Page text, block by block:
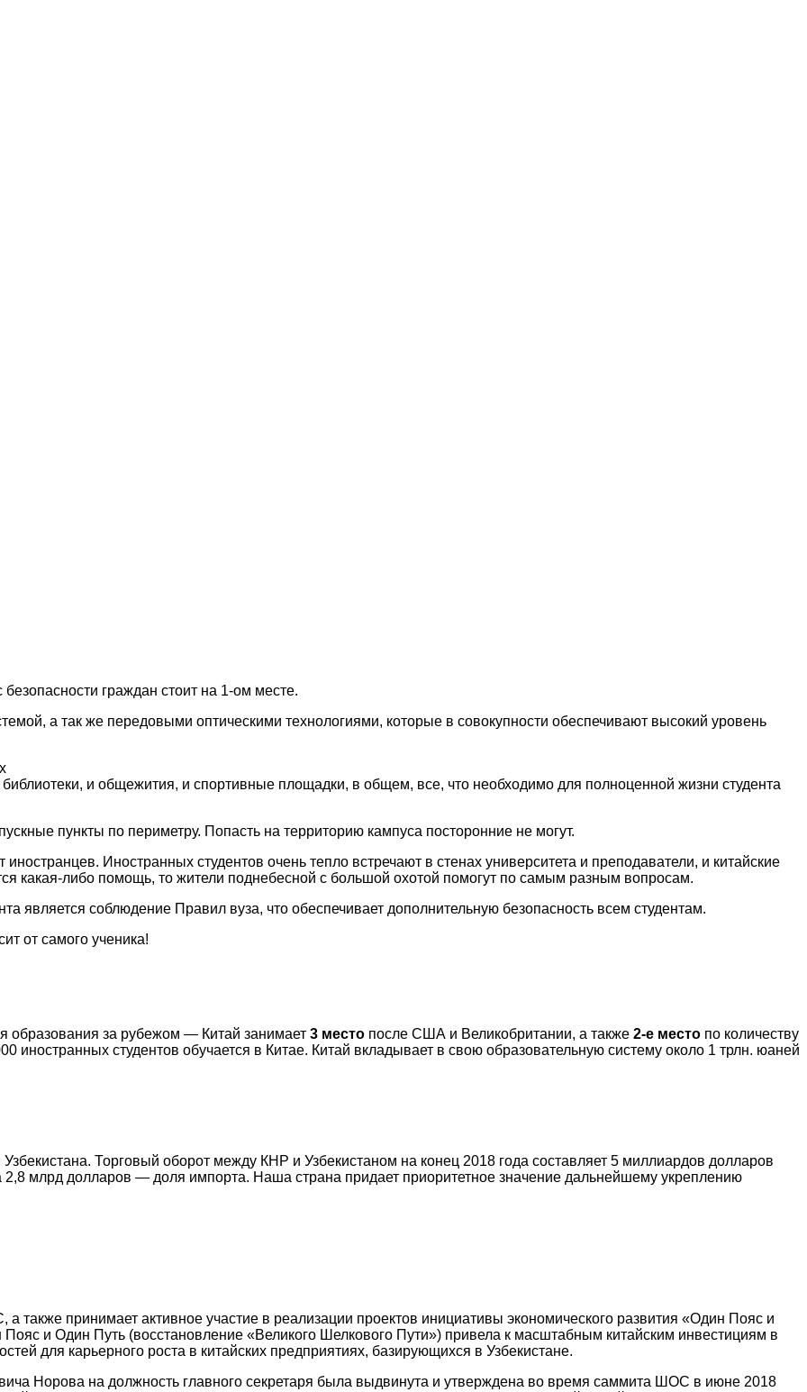
граждан стоит на 1-ом месте.
а так же передовыми оптическими технологиями, которые в совокупности обеспечивают высокий уровень
и общежития, и спортивные площадки, в общем, все, что необходимо для полноценной жизни студента
пункты по периметру. Попасть на территорию кампуса посторонние не могут.
Иностранных студентов очень тепло встречают в стенах университета и преподаватели, и китайские
какая-либо помощь, то жители поднебесной с большой охотой помогут по самым разным вопросам.
является соблюдение Правил вуза, что обеспечивает дополнительную безопасность всем студентам.
от самого ученика!
образования за рубежом — Китай занимает 3 место после США и Великобритании, а также 2-е место по количеству
студентов обучается в Китае. Китай вкладывает в свою образовательную систему около 1 трлн. юаней
Торговый оборот между КНР и Узбекистаном на конец 2018 года составляет 5 миллиардов долларов
млрд долларов — доля импорта. Наша страна придает приоритетное значение дальнейшему укреплению
также принимает активное участие в реализации проектов инициативы экономического развития «Один Пояс и
и Один Путь (восстановление «Великого Шелкового Пути») привела к масштабным китайским инвестициям в
для карьерного роста в китайских предприятиях, базирующихся в Узбекистане.
Норова на должность главного секретаря была выдвинута и утверждена во время саммита ШОС в июне 2018